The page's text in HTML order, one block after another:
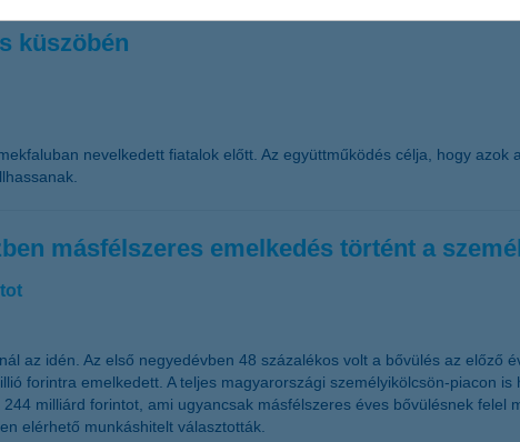
küszöbén
nevelkedett fiatalok előtt. Az együttműködés célja, hogy azok
másfélszeres emelkedés történt a
az idén. Az első negyedévben 48 százalékos volt a bővülés az előző
forintra emelkedett. A teljes magyarországi személyikölcsön-piacon
milliárd forintot, ami ugyancsak másfélszeres éves bővülésnek felel
elérhető munkáshitelt választották.